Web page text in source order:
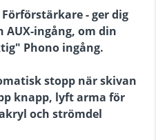
- ger dig
ingång, om din
Phono ingång.
stopp när skivan
knapp, lyft arma för
och strömdel